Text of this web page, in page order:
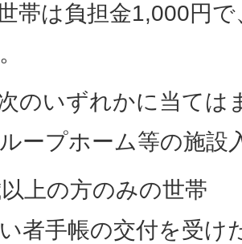
帯は負担金1,000円
のいずれかに当ては
ープホーム等の施設
上の方のみの世帯
者手帳の交付を受け